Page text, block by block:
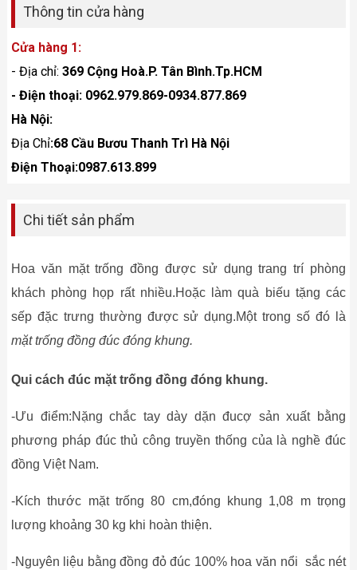
Thông tin cửa hàng
Cửa hàng 1:
- Địa chỉ: 369 Cộng Hoà.P. Tân Bình.Tp.HCM
- Điện thoại: 0962.979.869-0934.877.869
Hà Nội:
Địa Chỉ:68 Cầu Bươu Thanh Trì Hà Nội
Điện Thoại:0987.613.899
Chi tiết sản phẩm
Hoa văn mặt trống đồng được sử dụng trang trí phòng
khách phòng họp rất nhiều.Hoặc làm quà biếu tặng các
sếp đặc trưng thường được sử dụng.Một trong số đó là
mặt trống đồng đúc đóng khung.
Qui cách đúc mặt trống đồng đóng khung.
-Ưu điểm:Nặng chắc tay dày dặn đucợ sản xuất bằng
phương pháp đúc thủ công truyền thống của là nghề đúc
đồng Việt Nam.
-Kích thước mặt trống 80 cm,đóng khung 1,08 m trọng
lượng khoảng 30 kg khi hoàn thiện.
-Nguyên liệu bằng đồng đỏ đúc 100% hoa văn nổi sắc nét